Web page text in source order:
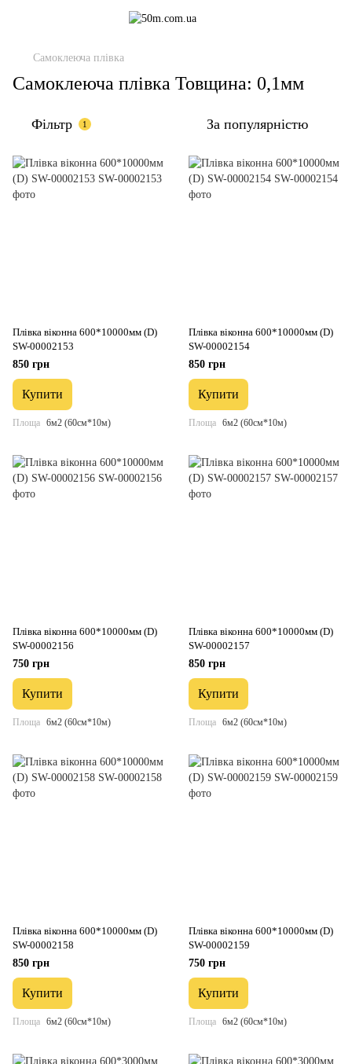
Самоклеюча плівка
Самоклеюча плівка Товщина: 0,1мм
Фільтр 1 За популярністю
Плівка віконна 600*10000мм (D)
SW-00002153
850 грн
Купити
Площа 6м2 (60см*10м)
Плівка віконна 600*10000мм (D)
SW-00002154
850 грн
Купити
Площа 6м2 (60см*10м)
Плівка віконна 600*10000мм (D)
SW-00002156
750 грн
Купити
Площа 6м2 (60см*10м)
Плівка віконна 600*10000мм (D)
SW-00002157
850 грн
Купити
Площа 6м2 (60см*10м)
Плівка віконна 600*10000мм (D)
SW-00002158
850 грн
Купити
Площа 6м2 (60см*10м)
Плівка віконна 600*10000мм (D)
SW-00002159
750 грн
Купити
Площа 6м2 (60см*10м)